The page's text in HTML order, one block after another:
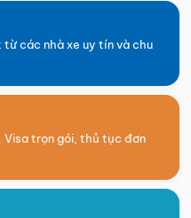
các nhà xe uy tín và chu
Visa trọn gói, thủ tục đơn